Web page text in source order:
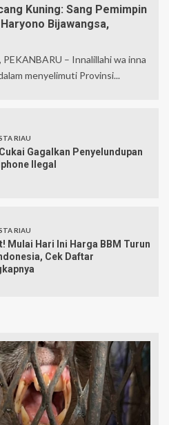
Kuning: Sang Pemimpin
Bijawangsa,
– Innalillahi wa inna
menyelimuti Provinsi...
RIAU
Gagalkan Penyelundupan
Ilegal
RIAU
Mulai Hari Ini Harga BBM Turun
Cek Daftar